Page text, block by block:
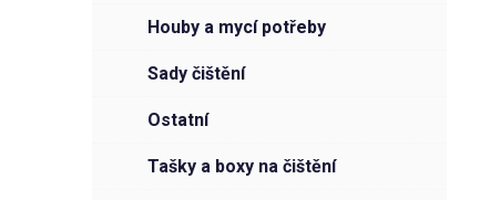
houby a mycí potřeby
sady čištění
ostatní
tašky a boxy na čištění